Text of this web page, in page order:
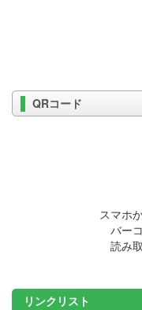
QRコード
スマホ
バー
読み
リンクリスト